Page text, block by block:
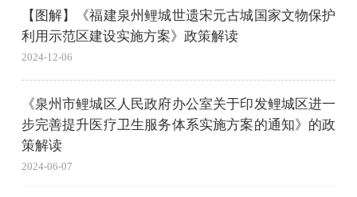
【图解】《福建泉州鲤城世遗宋元古城国家文物保护
利用示范区建设实施方案》政策解读
2024-12-06
《泉州市鲤城区人民政府办公室关于印发鲤城区进一
步完善提升医疗卫生服务体系实施方案的通知》的政
策解读
2024-06-07